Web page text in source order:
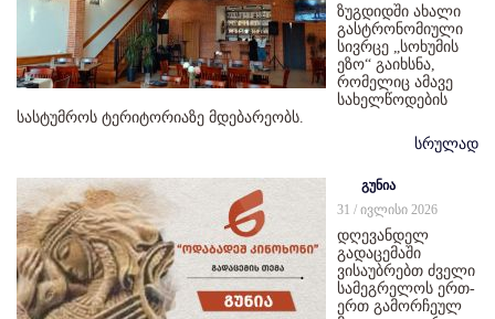
ზუგდიდში ახალი
გასტრონომიული
სივრცე „სოხუმის
ეზო“ გაიხსნა,
რომელიც ამავე
სახელწოდების
სასტუმროს ტერიტორიაზე მდებარეობს.
სრულად
გუნია
31 / ივლისი 2026
დღევანდელ
გადაცემაში
ვისაუბრებთ ძველი
სამეგრელოს ერთ-
ერთ გამორჩეულ